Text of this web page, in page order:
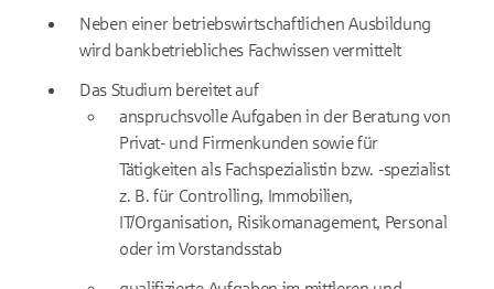
Neben einer betriebswirtschaftlichen Ausbildung
wird bankbetriebliches Fachwissen vermittelt
Das Studium bereitet auf
anspruchsvolle Aufgaben in der Beratung von
Privat- und Firmenkunden sowie für
Tätigkeiten als Fachspezialistin bzw. -spezialist
z. B. für Controlling, Immobilien,
IT/Organisation, Risiko­ma­nagement, Personal
oder im Vorstandsstab